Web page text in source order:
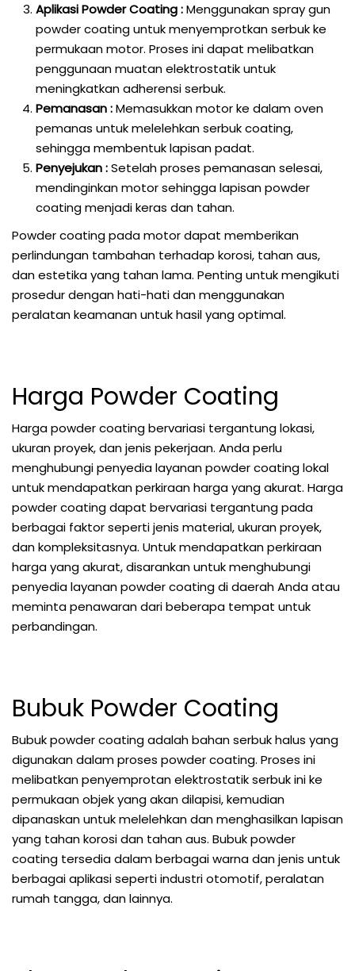
Aplikasi Powder Coating :Menggunakan spray gun
powder coating untuk menyemprotkan serbuk ke
permukaan motor. Proses ini dapat melibatkan
penggunaan muatan elektrostatik untuk
meningkatkan adherensi serbuk.
Pemanasan :Memasukkan motor ke dalam oven
pemanas untuk melelehkan serbuk coating,
sehingga membentuk lapisan padat.
Penyejukan :Setelah proses pemanasan selesai,
mendinginkan motor sehingga lapisan powder
coating menjadi keras dan tahan.
Powder coating pada motor dapat memberikan
perlindungan tambahan terhadap korosi, tahan aus,
dan estetika yang tahan lama. Penting untuk mengikuti
prosedur dengan hati-hati dan menggunakan
peralatan keamanan untuk hasil yang optimal.
Harga Powder Coating
Harga powder coating bervariasi tergantung lokasi,
ukuran proyek, dan jenis pekerjaan. Anda perlu
menghubungi penyedia layanan powder coating lokal
untuk mendapatkan perkiraan harga yang akurat. Harga
powder coating dapat bervariasi tergantung pada
berbagai faktor seperti jenis material, ukuran proyek,
dan kompleksitasnya. Untuk mendapatkan perkiraan
harga yang akurat, disarankan untuk menghubungi
penyedia layanan powder coating di daerah Anda atau
meminta penawaran dari beberapa tempat untuk
perbandingan.
Bubuk Powder Coating
Bubuk powder coating adalah bahan serbuk halus yang
digunakan dalam proses powder coating. Proses ini
melibatkan penyemprotan elektrostatik serbuk ini ke
permukaan objek yang akan dilapisi, kemudian
dipanaskan untuk melelehkan dan menghasilkan lapisan
yang tahan korosi dan tahan aus. Bubuk powder
coating tersedia dalam berbagai warna dan jenis untuk
berbagai aplikasi seperti industri otomotif, peralatan
rumah tangga, dan lainnya.